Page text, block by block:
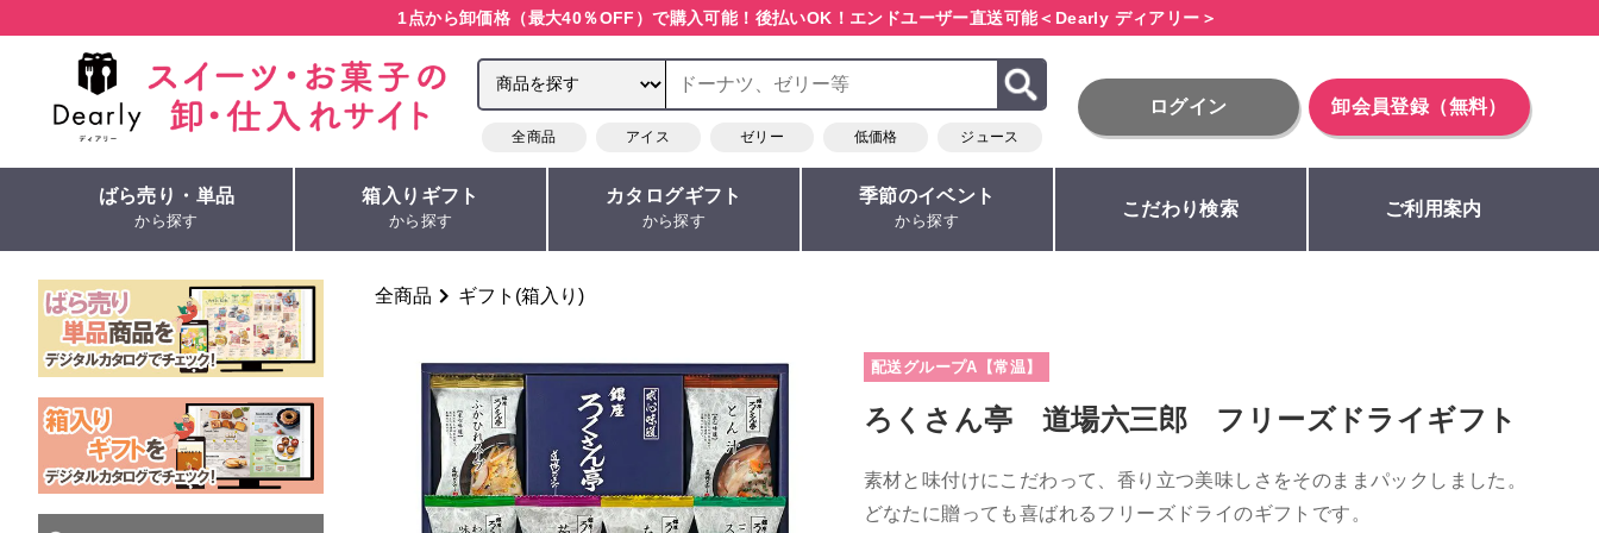
1点から卸価格（最大40％OFF）で購入可能！ 後払いOK！エンドユーザー直送可能＜Dearly ディアリー＞
全商品 アイス ゼリー 低価格 ジュース
ログイン 卸会員登録（無料）
ばら売り・単品
から探す
箱入りギフト
から探す
カタログギフト
から探す
季節のイベント
から探す
こだわり検索 ご利用案内
全商品 ギフト(箱入り)
配送グループA【常温】
ろくさん亭 道場六三郎 フリーズドライギフト
素材と味付けにこだわって、香り立つ美味しさをそのままパックしました。
どなたに贈っても喜ばれるフリーズドライのギフトです。